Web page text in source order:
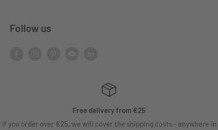
Follow us
Free delivery from €25
If you order over €25, we will cover the shipping costs - anywhere in